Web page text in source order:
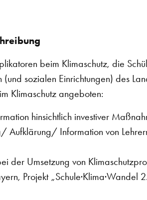
beim Klimaschutz, die
(und sozialen Einrichtungen) des
Klimaschutz angeboten:
hinsichtlich investiver
Aufklärung/ Information von
der Umsetzung von
Projekt